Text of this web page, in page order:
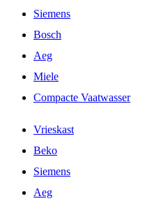
Siemens
Bosch
Aeg
Miele
Compacte Vaatwasser
Vrieskast
Beko
Siemens
Aeg